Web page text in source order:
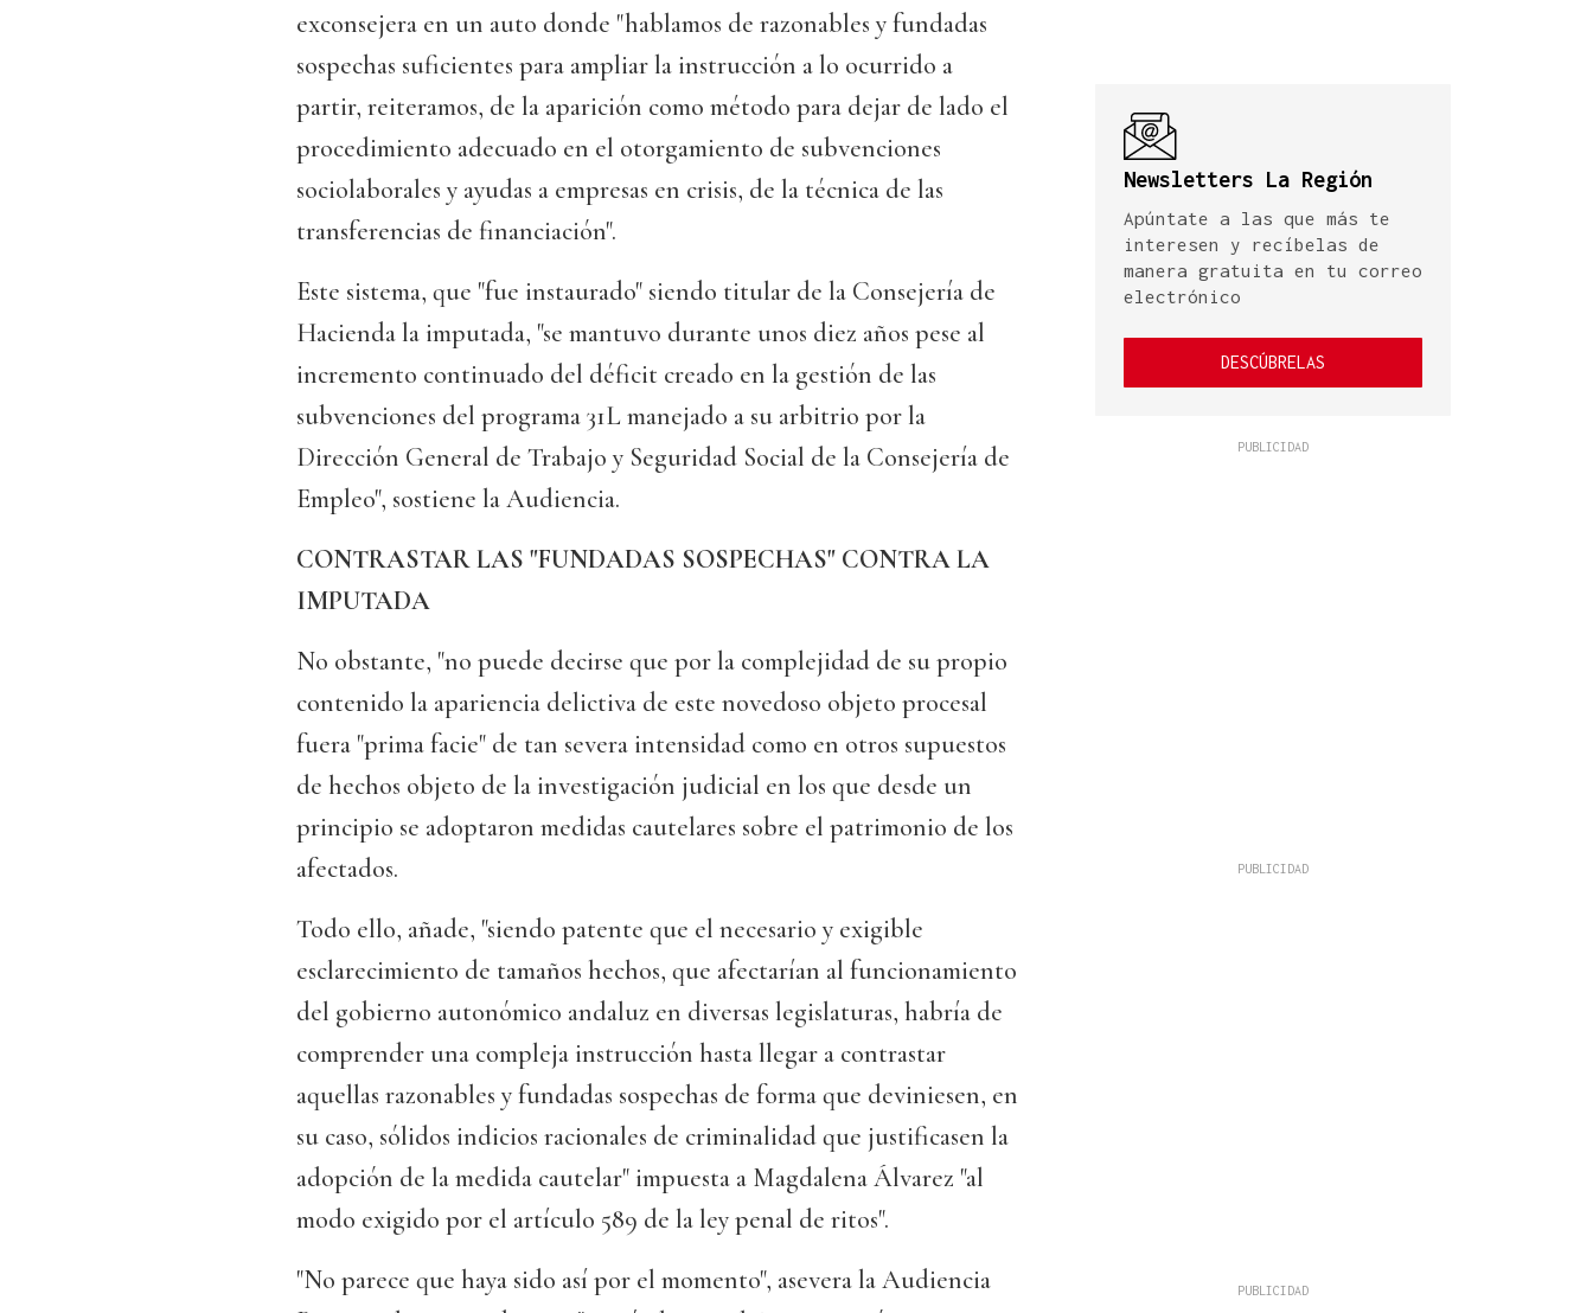
exconsejera en un auto donde "hablamos de razonables y fundadas
sospechas suficientes para ampliar la instrucción a lo ocurrido a
partir, reiteramos, de la aparición como método para dejar de lado el
procedimiento adecuado en el otorgamiento de subvenciones
sociolaborales y ayudas a empresas en crisis, de la técnica de las
transferencias de financiación".
Este sistema, que "fue instaurado" siendo titular de la Consejería de
Hacienda la imputada, "se mantuvo durante unos diez años pese al
incremento continuado del déficit creado en la gestión de las
subvenciones del programa 31L manejado a su arbitrio por la
Dirección General de Trabajo y Seguridad Social de la Consejería de
Empleo", sostiene la Audiencia.
CONTRASTAR LAS "FUNDADAS SOSPECHAS" CONTRA LA
IMPUTADA
No obstante, "no puede decirse que por la complejidad de su propio
contenido la apariencia delictiva de este novedoso objeto procesal
fuera "prima facie" de tan severa intensidad como en otros supuestos
de hechos objeto de la investigación judicial en los que desde un
principio se adoptaron medidas cautelares sobre el patrimonio de los
afectados.
Todo ello, añade, "siendo patente que el necesario y exigible
esclarecimiento de tamaños hechos, que afectarían al funcionamiento
del gobierno autonómico andaluz en diversas legislaturas, habría de
comprender una compleja instrucción hasta llegar a contrastar
aquellas razonables y fundadas sospechas de forma que deviniesen, en
su caso, sólidos indicios racionales de criminalidad que justificasen la
adopción de la medida cautelar" impuesta a Magdalena Álvarez "al
modo exigido por el artículo 589 de la ley penal de ritos".
"No parece que haya sido así por el momento", asevera la Audiencia
Newsletters La Región
Apúntate a las que más te
interesen y recíbelas de
manera gratuita en tu correo
electrónico
DESCÚBRELAS